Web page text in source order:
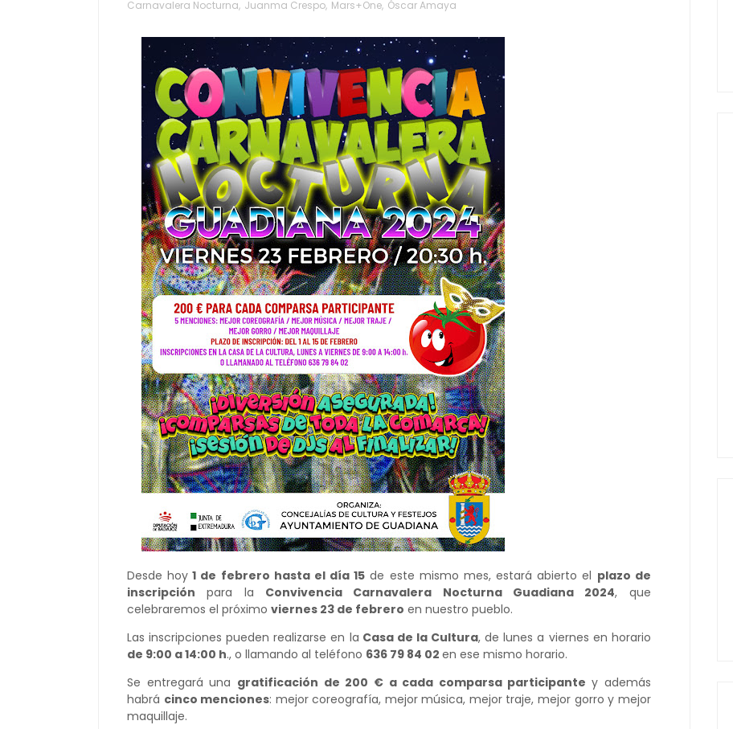
Carnavalera Nocturna, Juanma Crespo, Mars+One, Óscar Amaya
Desde hoy 1 de febrero hasta el día 15 de este mismo mes, estará abierto el plazo de
inscripción para la Convivencia Carnavalera Nocturna Guadiana 2024, que
celebraremos el próximo viernes 23 de febrero en nuestro pueblo.
Las inscripciones pueden realizarse en la Casa de la Cultura, de lunes a viernes en horario
de 9:00 a 14:00 h., o llamando al teléfono 636 79 84 02 en ese mismo horario.
Se entregará una gratificación de 200 € a cada comparsa participantey además
habrá cinco menciones: mejor coreografía, mejor música, mejor traje, mejor gorro y mejor
maquillaje.